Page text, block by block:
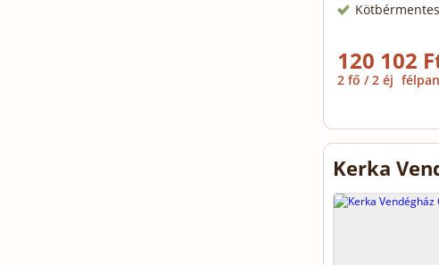
120 102
2 fő / 2 éj
Kerka